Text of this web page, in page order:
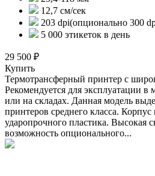
12,7 см/сек
203 dpi(опционально 300
5 000 этикеток в день
29 500 ₽
Купить
Термотрансферный принтер с
Рекомендуется для эксплуатации в
или на складах. Данная модель
принтеров среднего класса.
ударопрочного пластика. Высокая
возможность опционального...